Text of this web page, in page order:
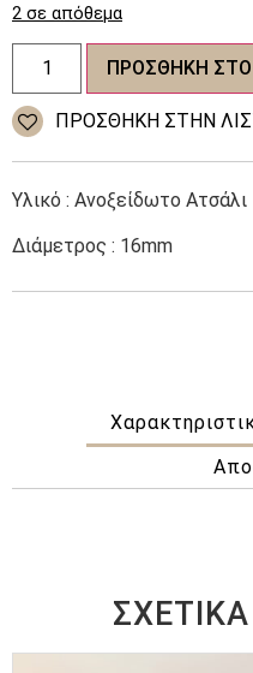
Υλικό : Ανοξείδωτο Ατσάλι
Διάμετρος : 16mm
2 σε απόθεμα
Γυναικεία
σκουλαρίκια
ποσότητα
ΠΡΟΣΘΉΚΗ ΣΤΟ
ΠΡΌΣΘΉΚΗ ΣΤΗΝ